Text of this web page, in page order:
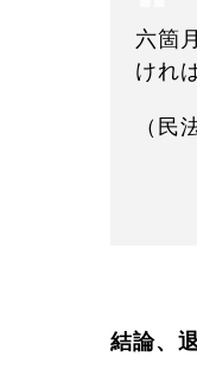
六箇
けれ
（民
結論、